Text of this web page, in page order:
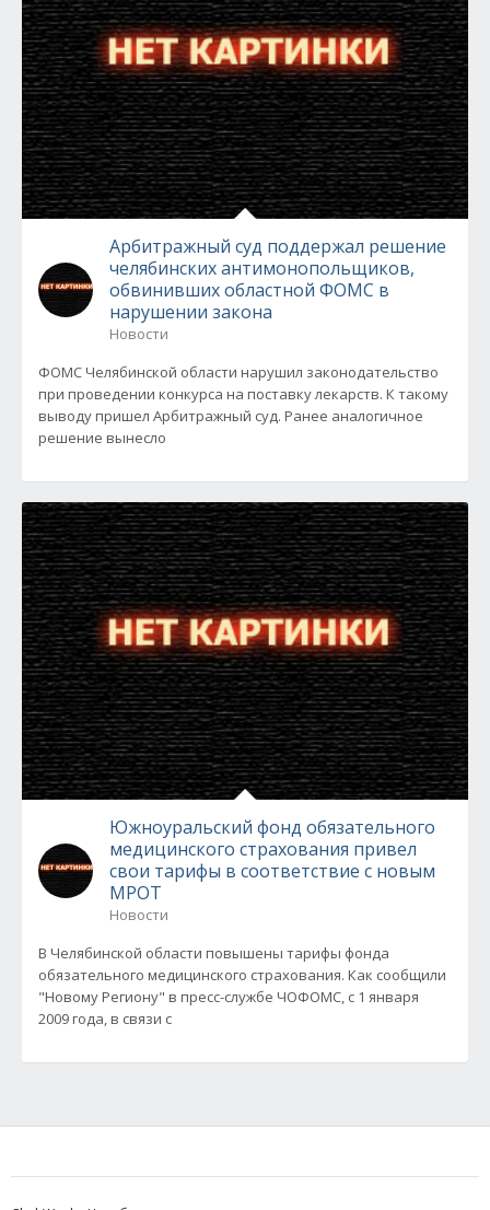
Арбитражный суд поддержал решение
челябинских антимонопольщиков,
обвинивших областной ФОМС в
нарушении закона
Новости
ФОМС Челябинской области нарушил законодательство
при проведении конкурса на поставку лекарств. К такому
выводу пришел Арбитражный суд. Ранее аналогичное
решение вынесло
Южноуральский фонд обязательного
медицинского страхования привел
свои тарифы в соответствие с новым
МРОТ
Новости
В Челябинской области повышены тарифы фонда
обязательного медицинского страхования. Как сообщили
"Новому Региону" в пресс-службе ЧОФОМС, с 1 января
2009 года, в связи с